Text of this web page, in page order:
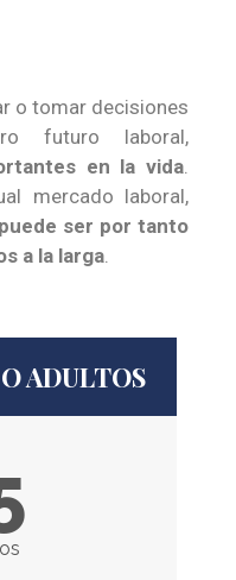
o tomar decisiones
futuro laboral,
en la vida
mercado laboral,
puede ser por tanto
a la larga
ADULTOS